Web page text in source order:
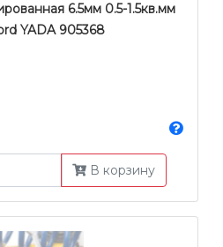
6.5мм 0.5-1.5кв.мм
YADA 905368
В корзину